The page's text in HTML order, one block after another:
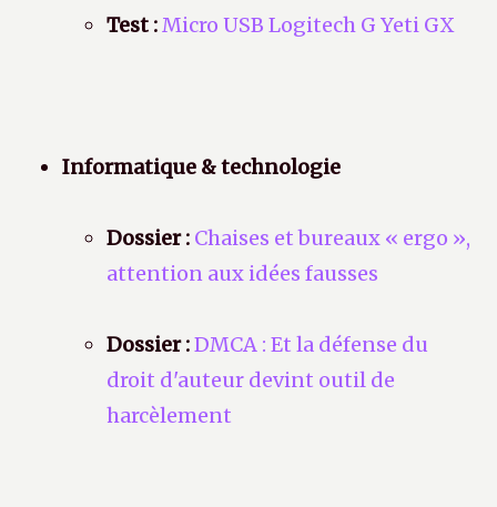
Test :Micro USB Logitech G Yeti GX
Informatique & technologie
Dossier : Chaises et bureaux « ergo »,
attention aux idées fausses
Dossier :DMCA : Et la défense du
droit d'auteur devint outil de
harcèlement